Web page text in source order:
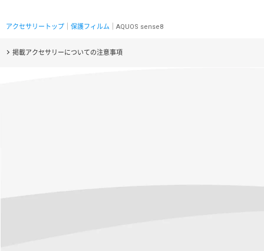
アクセサリートップ 保護フィルム ｜AQUOS sense8
掲載アクセサリーについての注意事項